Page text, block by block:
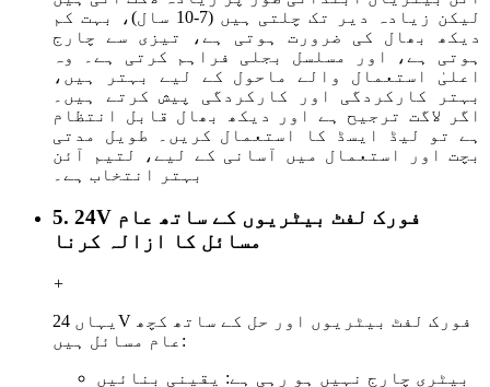
لیکن زیادہ دیر تک چلتی ہیں (7-10 سال)، بہت کم
دیکھ بھال کی ضرورت ہوتی ہے، تیزی سے چارج
ہوتی ہے، اور مسلسل بجلی فراہم کرتی ہے۔ وہ
اعلیٰ استعمال والے ماحول کے لیے بہتر ہیں،
بہتر کارکردگی اور کارکردگی پیش کرتے ہیں۔
اگر لاگت ترجیح ہے اور دیکھ بھال قابل انتظام
ہے تو لیڈ ایسڈ کا استعمال کریں۔ طویل مدتی
بچت اور استعمال میں آسانی کے لیے، لتیم آئن
بہتر انتخاب ہے۔
5. 24V فورک لفٹ بیٹریوں کے ساتھ عام
مسائل کا ازالہ کرنا
+
یہاں 24V فورک لفٹ بیٹریوں اور حل کے ساتھ کچھ
عام مسائل ہیں:
بیٹری چارج نہیں ہو رہی ہے: یقینی بنائیں